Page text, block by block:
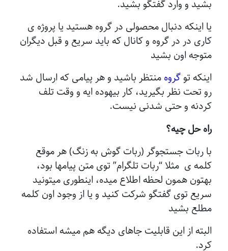
بشید و وارد گفتگو بشید.
یا اینکه دنبال محصولی در گروه هستید یا پروژه ی
کاری در در گروه و کانال که باید سریع و قبل دیگران
متوجه اون بشید
اینکه توگروهمنتظر باشید و هر پیامی که ارسال شد
رو تحت نظر بگیرید، کار بیهوده ایه و وقت تلف
کردنه و حتی شدنی نیست.
راه حل چیه؟
با ربات جستجوگر (ربات گوش به زنگ) هر موقع
کلمه ی مثلا “ربات تلگرام” توی متن پیامها بود،
بهتون همون لحظه اطلاع میده، اینطوری میتونید
سریع توی گفتگو شرکت کنید و یا از وجود اون کلمه
مطلع بشید
البته از این قابلیت جاهای دیگه هم میشه استفاده
کرد.